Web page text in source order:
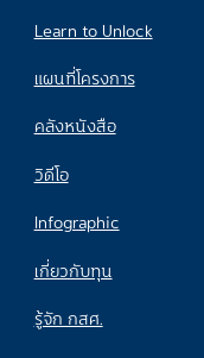
Learn to Unlock
แผนที่โครงการ
คลังหนังสือ
วิดีโอ
Infographic
เกี่ยวกับทุน
รู้จัก กสศ.